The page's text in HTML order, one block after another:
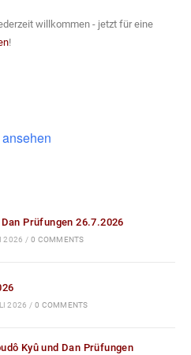
willkommen - jetzt für eine
!
Prüfungen 26.7.2026
2026 / 0 COMMENTS
2026 / 0 COMMENTS
Kyû und Dan Prüfungen